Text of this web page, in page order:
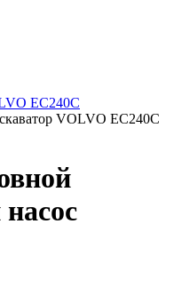
EC240C
VOLVO EC240C